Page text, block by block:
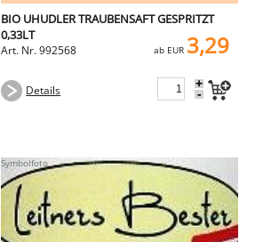
BIO UHUDLER TRAUBENSAFT GESPRITZT
0,33LT
Art. Nr. 992568 ab EUR 3,29
Details +
-